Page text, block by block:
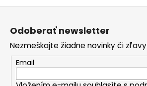
Z
Odoberať newsletter
Nezmeškajte žiadne novinky či
Email